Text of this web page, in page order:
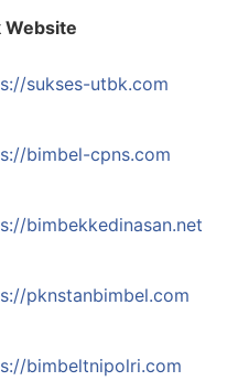
Website
sukses-utbk.com
bimbel-cpns.com
bimbekkedinasan.net
pknstanbimbel.com
bimbeltnipolri.com